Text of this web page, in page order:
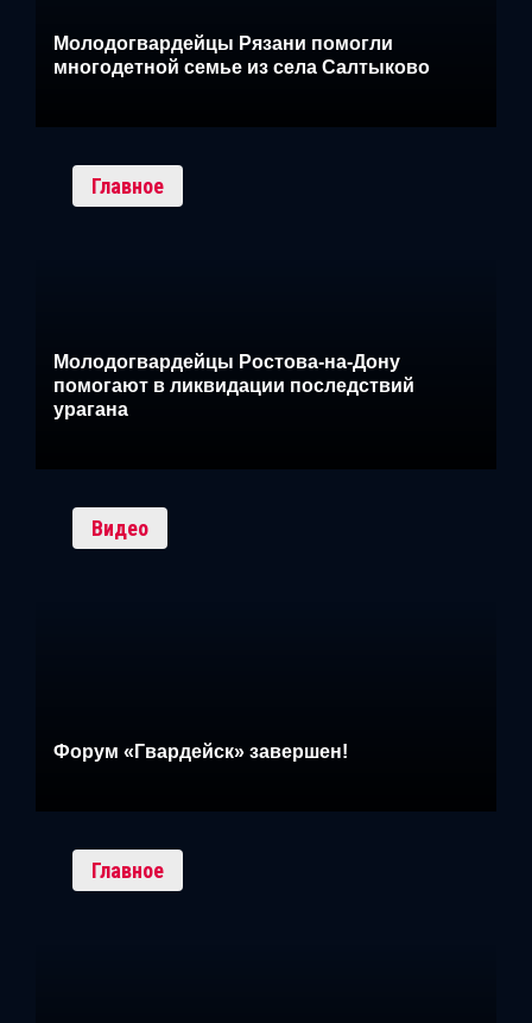
Молодогвардейцы Рязани помогли
многодетной семье из села Салтыково
Главное
Молодогвардейцы Ростова-на-Дону
помогают в ликвидации последствий
урагана
Видео
Форум «Гвардейск» завершен!
Главное